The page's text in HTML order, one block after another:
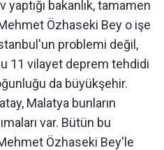
bakanlık, tamamen
Özhaseki Bey o işe
problemi değil,
11 vilayet deprem tehdidi
da büyükşehir.
Malatya bunların
var. Bütün bu
Özhaseki Bey'le